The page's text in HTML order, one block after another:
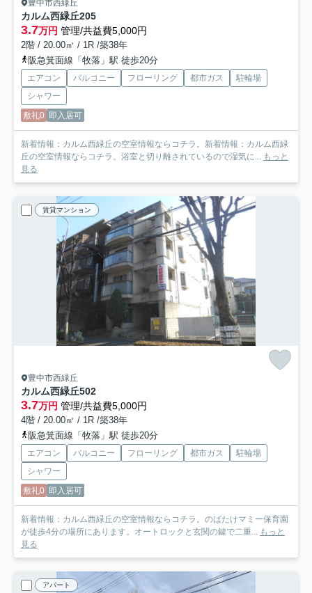
豊中市西緑丘
カルム西緑丘205
3.7万円 管理/共益費5,000円
2階 / 20.00㎡ / 1R /築38年
阪急箕面線「牧落」駅 徒歩20分
エアコン バルコニー フローリング 都市ガス
駐輪場
シャワー
敷礼0 即入居可
新着情報：カルム西緑丘の空室情報ならコチラ。新着情報：カルム西緑
丘の空室情報ならコチラ。浴室と切り離されているので湿気に... もっと
見る
賃貸マンション
豊中市西緑丘
カルム西緑丘502
3.7万円 管理/共益費5,000円
4階 / 20.00㎡ / 1R /築38年
阪急箕面線「牧落」駅 徒歩20分
エアコン バルコニー フローリング 都市ガス
駐輪場
シャワー
敷礼0 即入居可
新着情報：カルム西緑丘の空室情報ならコチラ。のばたけマミー保育園
が徒歩4分の場所にあります。オートロックと玄関の鍵で二重... もっと
見る
アパート